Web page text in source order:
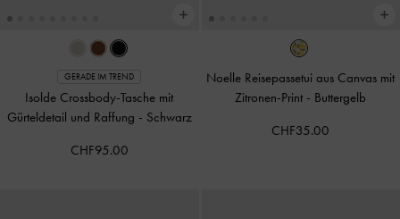
GERADE IM TREND
Isolde Crossbody-Tasche mit
Gürteldetail und Raffung - Schwarz
CHF95.00
Noelle Reisepassetui aus Canvas mit
Zitronen-Print - Buttergelb
CHF35.00